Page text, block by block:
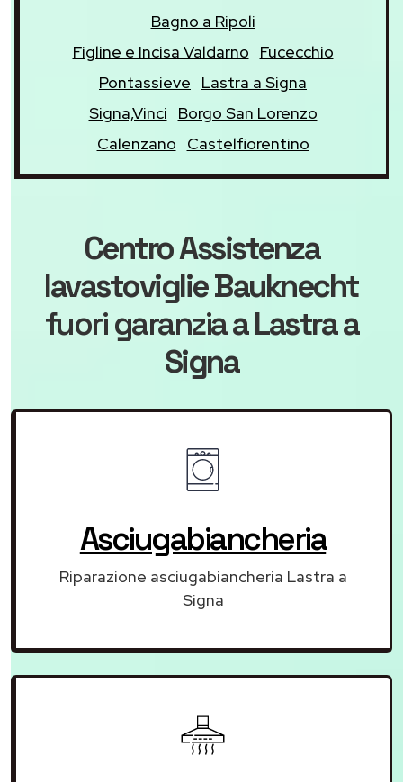
Bagno a Ripoli
Figline e Incisa Valdarno
Fucecchio
Pontassieve
Lastra a Signa
Signa,Vinci
Borgo San Lorenzo
Calenzano
Castelfiorentino
Centro Assistenza
lavastoviglie Bauknecht
fuori garanziaa Lastra a
Signa
Asciugabiancheria
Riparazione asciugabiancheria Lastra a
Signa